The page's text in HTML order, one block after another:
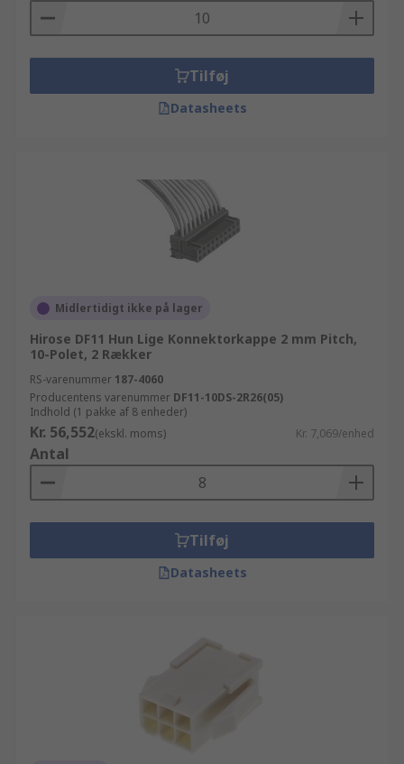
Tilføj
Datasheets
Midlertidigt ikke på lager
Hirose DF11 Hun Lige Konnektorkappe 2 mm Pitch,
10-Polet, 2 Rækker
RS-varenummer 187-4060
Producentens varenummer DF11-10DS-2R26(05)
Indhold (1 pakke af 8 enheder)
Kr. 56,552(ekskl. moms) Kr. 7,069/enhed
Antal
Tilføj
Datasheets